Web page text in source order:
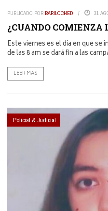
PUBLICADO POR BARILOCHED 31
¿CUANDO COMIENZA
Este viernes es el día en que se
de las 8 am se dará fin a las
LEER MAS
Policial & Judicial